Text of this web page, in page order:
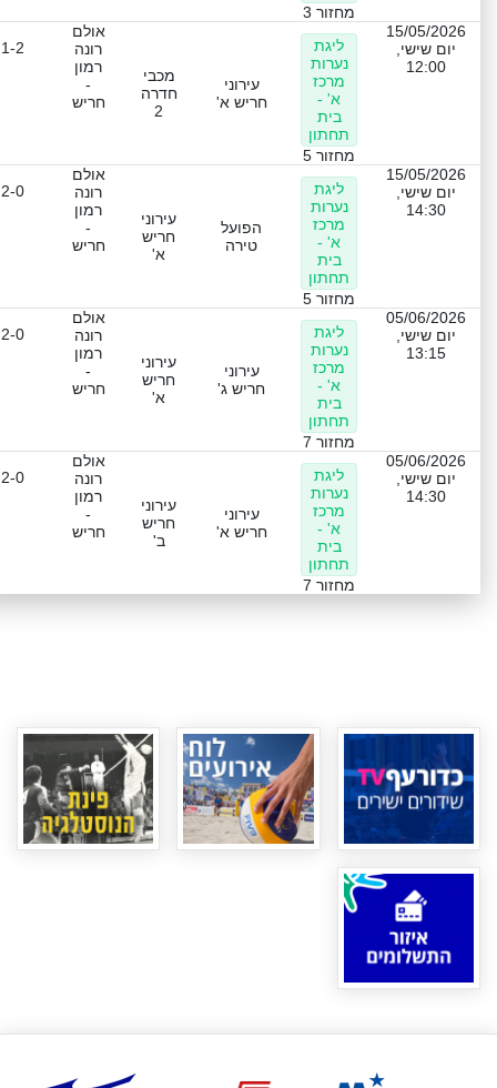
מחזור 3
15/05/2026
יום שישי,
12:00
ליגת
נערות
מרכז
א' -
בית
תחתון
מחזור 5
עירוני
חריש א'
מכבי
חדרה
2
אולם
רונה
רמון
-
חריש
1-2
15/05/2026
יום שישי,
14:30
ליגת
נערות
מרכז
א' -
בית
תחתון
מחזור 5
הפועל
טירה
עירוני
חריש
א'
אולם
רונה
רמון
-
חריש
2-0
05/06/2026
יום שישי,
13:15
ליגת
נערות
מרכז
א' -
בית
תחתון
מחזור 7
עירוני
חריש ג'
עירוני
חריש
א'
אולם
רונה
רמון
-
חריש
2-0
05/06/2026
יום שישי,
14:30
ליגת
נערות
מרכז
א' -
בית
תחתון
מחזור 7
עירוני
חריש א'
עירוני
חריש
ב'
אולם
רונה
רמון
-
חריש
2-0